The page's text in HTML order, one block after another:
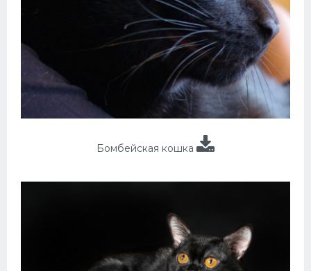
Бомбейская кошка